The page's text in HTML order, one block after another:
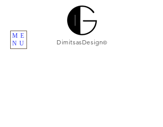
ME
NU
DimitsasDesign©